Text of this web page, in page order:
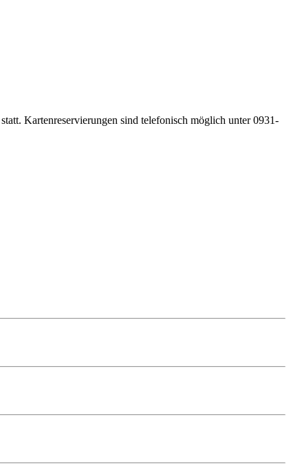
Kartenreservierungen sind telefonisch möglich unter 0931-